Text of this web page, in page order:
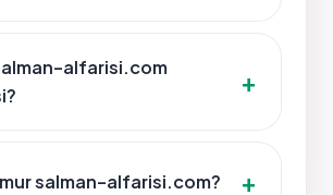
alfarisi.com
salman-alfarisi.com?